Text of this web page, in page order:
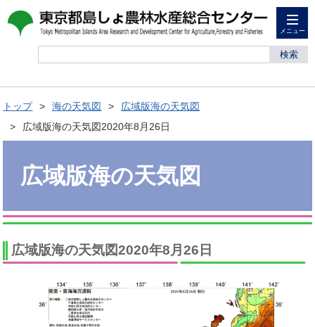
メニュー
検索
トップ 海の天気図
広域版海の天気図
広域版海の天気図2020年8月26日
広域版海の天気図
広域版海の天気図2020年8月26日